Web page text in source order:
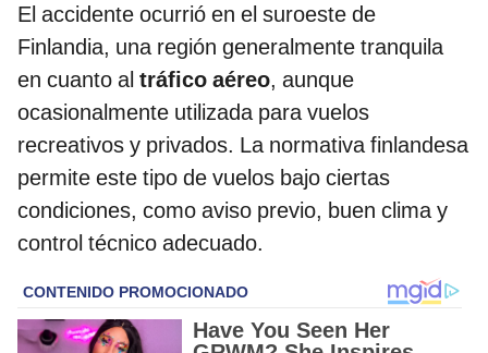
El accidente ocurrió en el suroeste de
Finlandia, una región generalmente tranquila
en cuanto al tráfico aéreo, aunque
ocasionalmente utilizada para vuelos
recreativos y privados. La normativa finlandesa
permite este tipo de vuelos bajo ciertas
condiciones, como aviso previo, buen clima y
control técnico adecuado.